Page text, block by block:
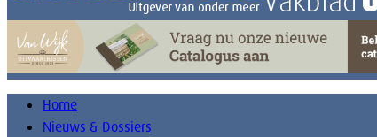
Home
Nieuws & Dossiers